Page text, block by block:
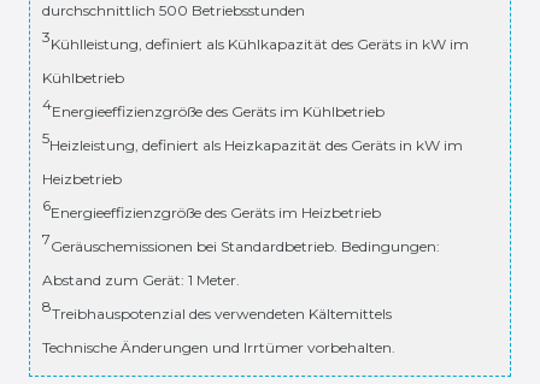
durchschnittlich 500 Betriebsstunden
3Kühlleistung, definiert als Kühlkapazität des Geräts in kW im
Kühlbetrieb
4Energieeffizienzgröße des Geräts im Kühlbetrieb
5Heizleistung, definiert als Heizkapazität des Geräts in kW im
Heizbetrieb
6Energieeffizienzgröße des Geräts im Heizbetrieb
7Geräuschemissionen bei Standardbetrieb. Bedingungen:
Abstand zum Gerät: 1 Meter.
8Treibhauspotenzial des verwendeten Kältemittels
Technische Änderungen und Irrtümer vorbehalten.